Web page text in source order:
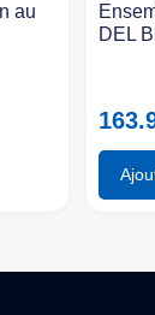
au
DEL